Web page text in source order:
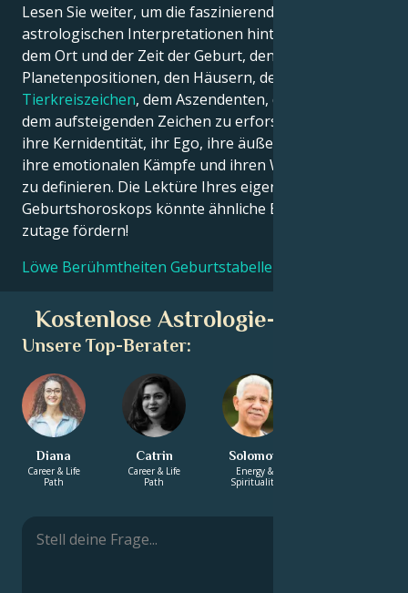
Lesen Sie weiter, um die faszinierenden
astrologischen Interpretationen hinter dem Datum,
dem Ort und der Zeit der Geburt, den
Planetenpositionen, den Häusern, dem
Tierkreiszeichen, dem Aszendenten, dem Mond und
dem aufsteigenden Zeichen zu erforschen – und so
ihre Kernidentität, ihr Ego, ihre äußere Erscheinung,
ihre emotionalen Kämpfe und ihren Weg zum Erfolg
zu definieren. Die Lektüre Ihres eigenen
Geburtshoroskops könnte ähnliche Erkenntnisse
zutage fördern!
Löwe Berühmtheiten Geburtstabellen
Kostenlose Astrologie-Beratung
Unsere Top-Berater:
Diana
Career & Life
Path
Catrin
Career & Life
Path
Solomon
Energy &
Spirituality